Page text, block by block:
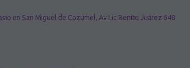
en San Miguel de Cozumel, Av Lic Benito Juárez 648